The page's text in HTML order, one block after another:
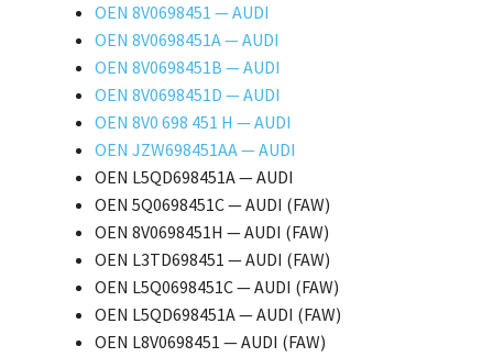
OEN 8V0698451 — AUDI
OEN 8V0698451A — AUDI
OEN 8V0698451B — AUDI
OEN 8V0698451D — AUDI
OEN 8V0 698 451 H — AUDI
OEN JZW698451AA — AUDI
OEN L5QD698451A — AUDI
OEN 5Q0698451C — AUDI (FAW)
OEN 8V0698451H — AUDI (FAW)
OEN L3TD698451 — AUDI (FAW)
OEN L5Q0698451C — AUDI (FAW)
OEN L5QD698451A — AUDI (FAW)
OEN L8V0698451 — AUDI (FAW)